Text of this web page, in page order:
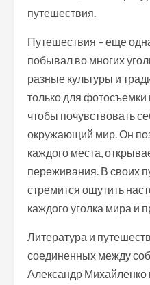
путешествия.
Путешествия – еще
побывал во многих
разные культуры и
только для фотосъемки
чтобы почувствовать
окружающий мир. Он
каждого места,
переживания. В своих
стремится ощутить
каждого уголка мира и
Литература и
соединенных между
Александр Михайленко